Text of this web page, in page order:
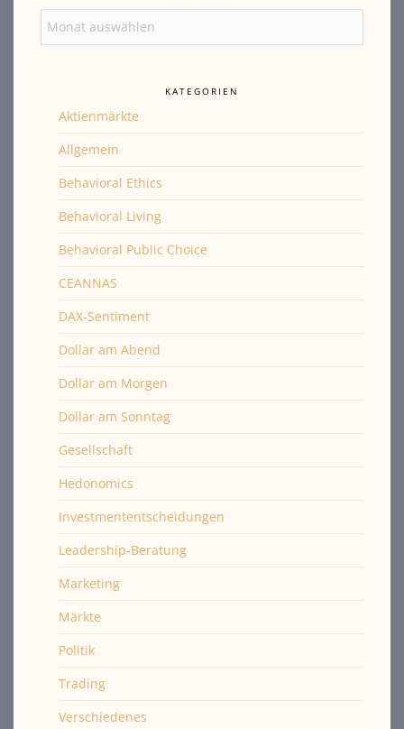
KATEGORIEN
Aktienmärkte
Allgemein
Behavioral Ethics
Behavioral Living
Behavioral Public Choice
CEANNAS
DAX-Sentiment
Dollar am Abend
Dollar am Morgen
Dollar am Sonntag
Gesellschaft
Hedonomics
Investmententscheidungen
Leadership-Beratung
Marketing
Märkte
Politik
Trading
Verschiedenes